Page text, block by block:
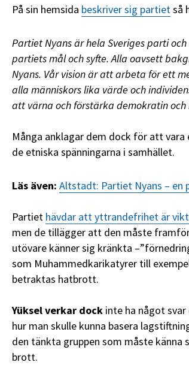
På sin hemsida beskriver sig partietså
Partiet Nyans är hela Sveriges parti
partiets mål och syfte. Alla oavsett
Nyans. Vår vision är att arbeta för ett
alla människors lika värde och
att värna och förstärka demokratin
Många anklagar dem dock för att
de etniska spänningarna i samhället.
Läs även: Altstadt: Partiet Nyans – en
Partiet hävdar att yttrandefrihet är
men de tillägger att den måste
utövare känner sig kränkta
som Muhammedkarikatyrer till
betraktas hatbrott.
Yükselverkar dock inte ha något
hur man skulle kunna basera
den tänkta gruppen som måste
brott.